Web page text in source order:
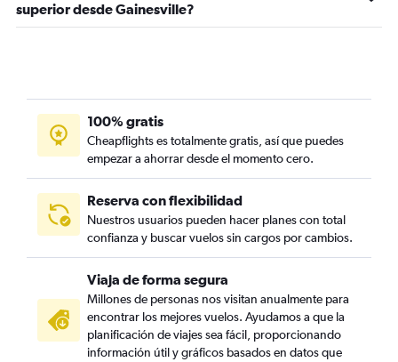
superior desde Gainesville?
100% gratis
Cheapflights es totalmente gratis, así que puedes
empezar a ahorrar desde el momento cero.
Reserva con flexibilidad
Nuestros usuarios pueden hacer planes con total
confianza y buscar vuelos sin cargos por cambios.
Viaja de forma segura
Millones de personas nos visitan anualmente para
encontrar los mejores vuelos. Ayudamos a que la
planificación de viajes sea fácil, proporcionando
información útil y gráficos basados en datos que